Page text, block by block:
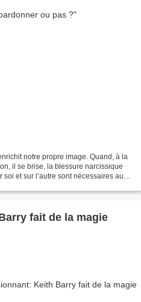
notre propre image. Quand, à la
il se brise, la blessure narcissique
et sur l’autre sont nécessaires au
fait de la magie